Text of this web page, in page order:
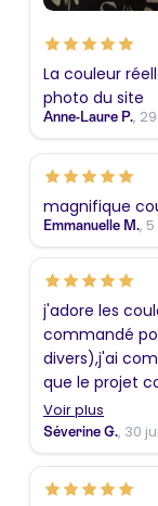
La couleur
photo du site
Anne-Laure P.,
magnifique
Emmanuelle M.,
j'adore les
commandé
divers),j'ai
que le projet
nouvel assistant
Voir plus
Séverine G., 30